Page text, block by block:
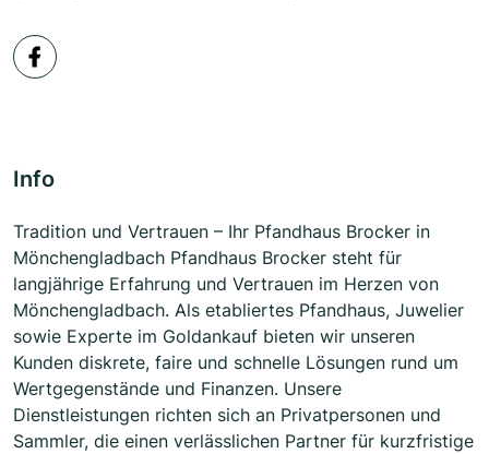
Info
Tradition und Vertrauen – Ihr Pfandhaus Brocker in
Mönchengladbach Pfandhaus Brocker steht für
langjährige Erfahrung und Vertrauen im Herzen von
Mönchengladbach. Als etabliertes Pfandhaus, Juwelier
sowie Experte im Goldankauf bieten wir unseren
Kunden diskrete, faire und schnelle Lösungen rund um
Wertgegenstände und Finanzen. Unsere
Dienstleistungen richten sich an Privatpersonen und
Sammler, die einen verlässlichen Partner für kurzfristige